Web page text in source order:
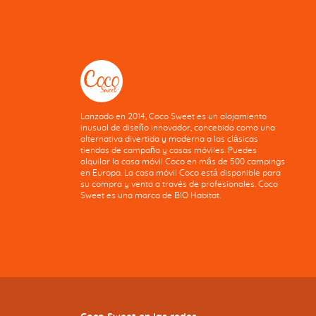
Lanzado en 2014, Coco Sweet es un alojamiento
inusual de diseño innovador, concebido como una
alternativa divertida y moderna a las clásicas
tiendas de campaña y casas móviles. Puedes
alquilar la casa móvil Coco en más de 500 campings
en Europa. La casa móvil Coco está disponible para
su compra y venta a través de profesionales. Coco
Sweet es una marca de BIO Habitat.